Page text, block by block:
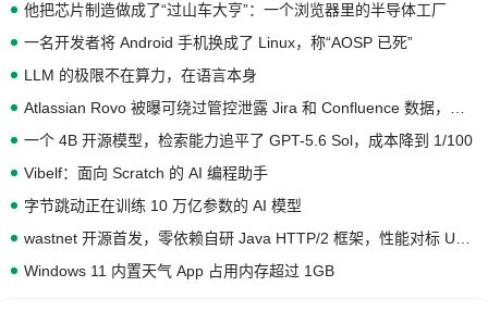
他把芯片制造做成了“过山车大亨”：一个浏览器里的半导体工厂
一名开发者将 Android 手机换成了 Linux，称“AOSP 已死”
LLM 的极限不在算力，在语言本身
一个 4B 开源模型，检索能力追平了 GPT-5.6 Sol，成本降到 1/100
Vibelf：面向 Scratch 的 AI 编程助手
字节跳动正在训练 10 万亿参数的 AI 模型
Windows 11 内置天气 App 占用内存超过 1GB